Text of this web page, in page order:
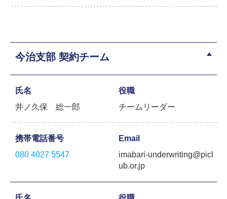
今治支部 契約チーム
氏名
井ノ久保 総一郎
役職
チームリーダー
携帯電話番号
080 4027 5547
Email
imabari-underwriting@picl
ub.or.jp